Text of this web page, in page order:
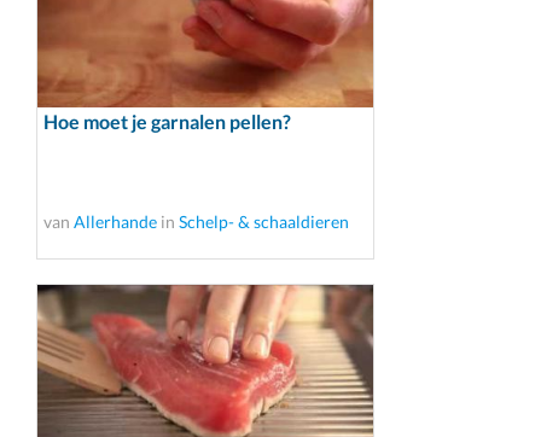
Hoe moet je garnalen pellen?
van Allerhande in Schelp- & schaaldieren